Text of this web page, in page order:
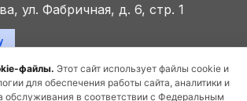
файлы. Этот сайт использует файлы cookie и
для обеспечения работы сайта, аналитики и
обслуживания в соответствии с Федеральным
ул. Фабричная, д. 6, стр. 1